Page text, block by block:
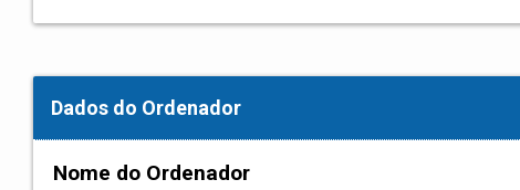
Dados do Ordenador
Nome do Ordenador